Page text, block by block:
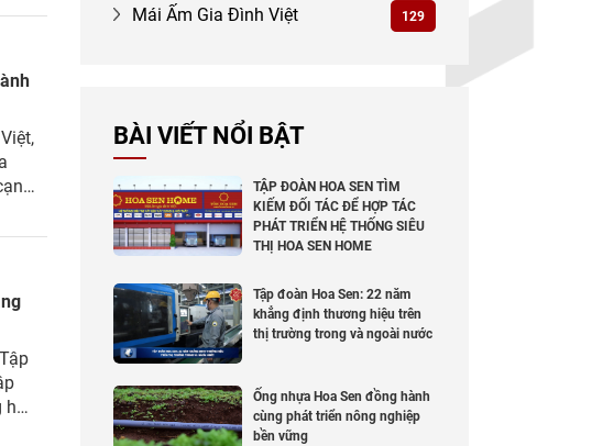
Mái Ấm Gia Đình Việt 129
BÀI VIẾT NỔI BẬT
TẬP ĐOÀN HOA SEN TÌM
KIẾM ĐỐI TÁC ĐỂ HỢP TÁC
PHÁT TRIỂN HỆ THỐNG SIÊU
THỊ HOA SEN HOME
Tập đoàn Hoa Sen: 22 năm
khẳng định thương hiệu trên
thị trường trong và ngoài nước
Ống nhựa Hoa Sen đồng hành
cùng phát triển nông nghiệp
bền vững